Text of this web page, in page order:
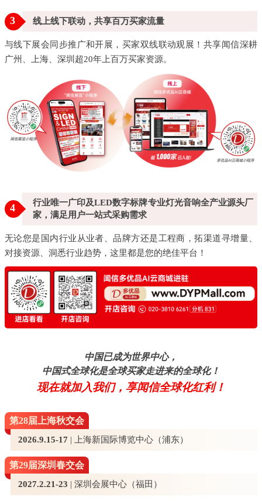
3 线上线下联动，共享百万买家流量
与线下展会同步推广和开展，买家双线联动观展！共享闻信深耕
广州、上海、深圳超20年上百万买家资源。
4
行业唯一广印及LED数字标牌专业灯光音响全产业源头厂
家，满足用户一站式采购需求
无论您是国内行业从业者、品牌方还是工程商，拓渠道寻增量、
对接资源、洞悉行业趋势，这里都是您的绝佳平台！
中国已成为世界中心，
中国式全球化是全球买家走进来的全球化！
现在就加入我们，享闻信全球化红利！
第28届上海秋交会
2026.9.15-17 | 上海新国际博览中心（浦东）
第29届深圳春交会
2027.2.21-23 | 深圳会展中心（福田）